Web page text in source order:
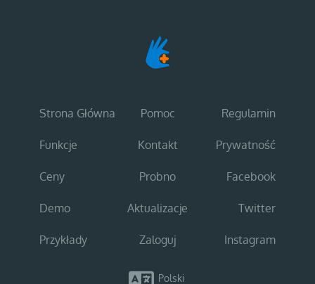
Strona Główna
Funkcje
Ceny
Demo
Przykłady
Pomoc
Kontakt
Probno
Aktualizacje
Zaloguj
Regulamin
Prywatność
Facebook
Twitter
Instagram
Polski